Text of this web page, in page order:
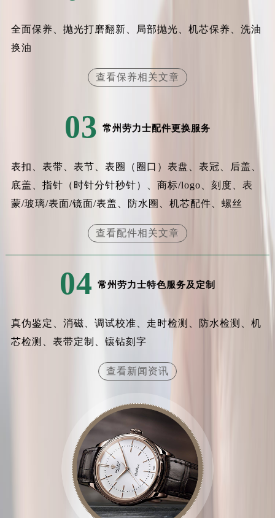
全面保养、抛光打磨翻新、局部抛光、机芯保养、洗油
换油
查看保养相关文章
03 常州劳力士配件更换服务
表扣、表带、表节、表圈（圈口）表盘、表冠、后盖、
底盖、指针（时针分针秒针）、商标/logo、刻度、表
蒙/玻璃/表面/镜面/表盖、防水圈、机芯配件、螺丝
查看配件相关文章
04 常州劳力士特色服务及定制
真伪鉴定、消磁、调试校准、走时检测、防水检测、机
芯检测、表带定制、镶钻刻字
查看新闻资讯